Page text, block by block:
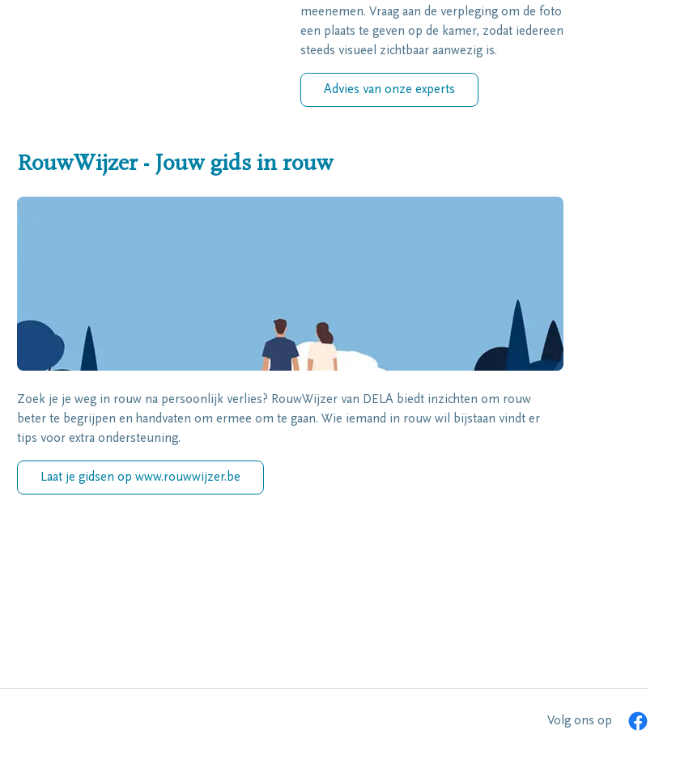
meenemen. Vraag aan de verpleging om de foto
een plaats te geven op de kamer, zodat iedereen
steeds visueel zichtbaar aanwezig is.
Advies van onze experts
RouwWijzer - Jouw gids in rouw
Zoek je je weg in rouw na persoonlijk verlies? RouwWijzer van DELA biedt inzichten om rouw
beter te begrijpen en handvaten om ermee om te gaan. Wie iemand in rouw wil bijstaan vindt er
tips voor extra ondersteuning.
Laat je gidsen op www.rouwwijzer.be
Volg ons op